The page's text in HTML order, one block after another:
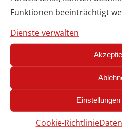
Funktionen beeinträchtigt
Dienste verwalten
Cookie-Richtlinie
Deine Rezension*